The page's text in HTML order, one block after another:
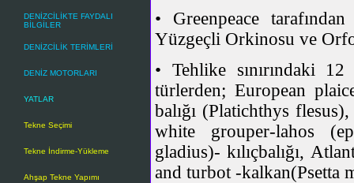
DENİZCİLİKTE FAYDALI
BİLGİLER
DENİZCİLİK TERİMLERİ
DENİZ MOTORLARI
YATLAR
Tekne Seçimi
Tekne İndirme-Yükleme
Ahşap Tekne Yapımı
• Greenpeace
Yüzgeçli Orkinosu ve
• Tehlike sınırındaki
türlerden; European
balığı (Platichthys
white grouper-lahos
gladius)- kılıçbalığı,
and turbot -kalkan(Psetta